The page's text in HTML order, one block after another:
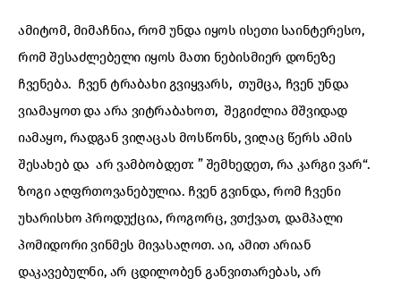
ამიტომ, მიმაჩნია, რომ უნდა იყოს ისეთი საინტერესო,
რომ შესაძლებელი იყოს მათი ნებისმიერ დონეზე
ჩვენება. ჩვენ ტრაბახი გვიყვარს, თუმცა, ჩვენ უნდა
ვიამაყოთ და არა ვიტრაბახოთ, შეგიძლია მშვიდად
იამაყო, რადგან ვიღაცას მოსწონს, ვიღაც წერს ამის
შესახებ და არ ვამბობდეთ: ” შემხედეთ, რა კარგი ვარ“.
ზოგი აღფრთოვანებულია. ჩვენ გვინდა, რომ ჩვენი
უხარისხო პროდუქცია, როგორც, ვთქვათ, დამპალი
პომიდორი ვინმეს მივასაღოთ. აი, ამით არიან
დაკავებულნი, არ ცდილობენ განვითარებას, არ